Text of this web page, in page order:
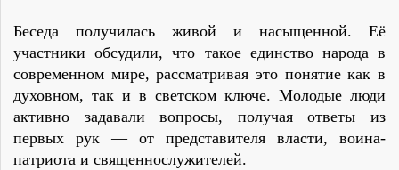
Беседа получилась живой и насыщенной. Её
участники обсудили, что такое единство народа в
современном мире, рассматривая это понятие как в
духовном, так и в светском ключе. Молодые люди
активно задавали вопросы, получая ответы из
первых рук — от представителя власти, воина-
патриота и священнослужителей.